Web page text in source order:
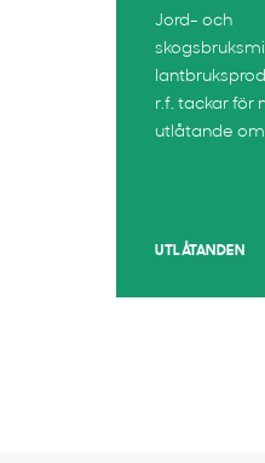
Jord- och
r.f. tackar för
utlåtande om
UTLÅTANDEN